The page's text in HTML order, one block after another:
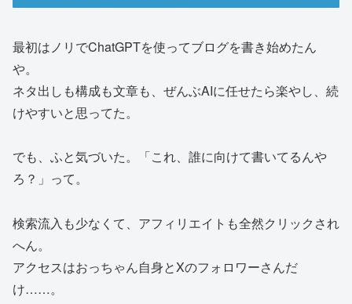
最初はノリでChatGPTを使ってブログを書き始めたん
や。
ネタ出しも構成も文章も、ぜんぶAIに任せたら楽やし、続
けやすいと思ってた。
でも、ふと気づいた。「これ、誰に向けて書いてるんや
ろ？」って。
検索流入も少なくて、アフィリエイトも全然クリックされ
へん。
アクセスはおっちゃん自身とXのフォロワーさんだ
け……。